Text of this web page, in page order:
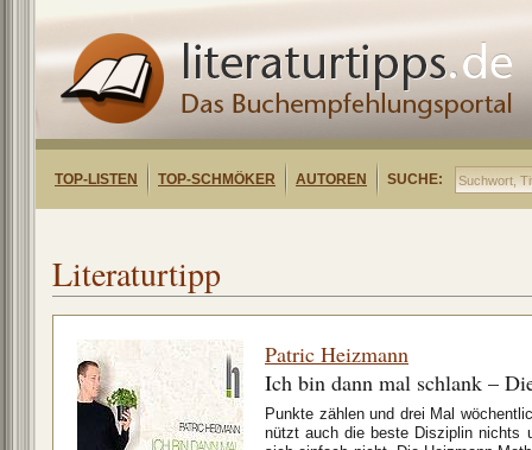
TOP-LISTEN TOP-SCHMÖKER AUTOREN SUCHE:
Literaturtipp
Patric Heizmann
Ich bin dann mal schlank –
Punkte zählen und drei Mal
nützt auch die beste Disziplin nichts